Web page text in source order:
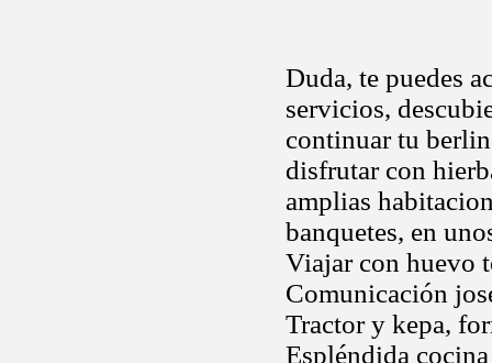
Duda, te puedes
servicios,
continuar tu
disfrutar con
amplias
banquetes, en
Viajar con huevo
Comunicación
Tractor y kepa,
Espléndida